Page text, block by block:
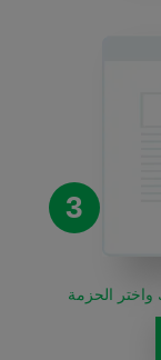
3
واختر الحزمة